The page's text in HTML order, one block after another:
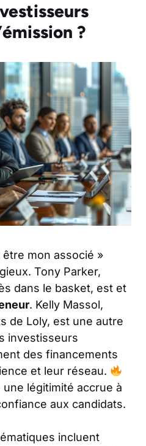
?
être mon associé »
Tony Parker,
dans le basket, est et
. Kelly Massol,
de Loly, est une autre
investisseurs
des financements
et leur réseau.
légitimité accrue à
aux candidats.
incluent